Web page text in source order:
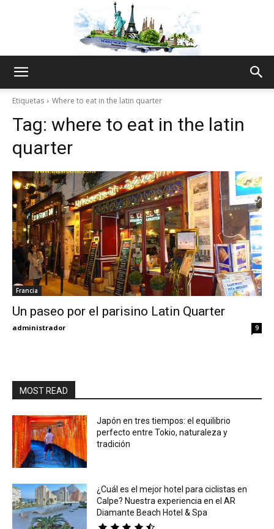
Thru
My
Etiquetas Where to eat in the latin quarter
Tag: where to eat in the latin
quarter
Francia
Un paseo por el parisino Latin Quarter
administrador 9
MOST READ
Japón en tres tiempos: el equilibrio
perfecto entre Tokio, naturaleza y
tradición
¿Cuál es el mejor hotel para ciclistas en
Calpe? Nuestra experiencia en el AR
Diamante Beach Hotel & Spa